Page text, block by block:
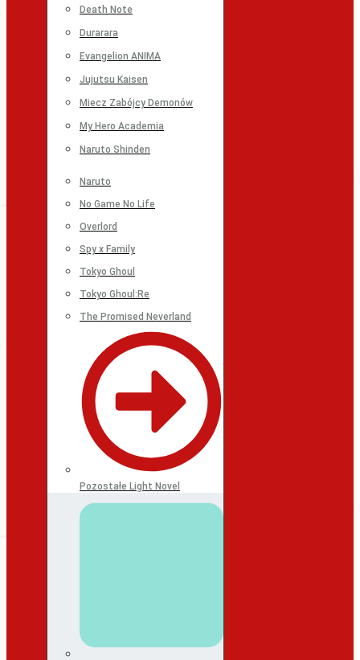
Death Note
Durarara
Evangelion ANIMA
Jujutsu Kaisen
Miecz Zabójcy Demonów
My Hero Academia
Naruto Shinden
Naruto
No Game No Life
Overlord
Spy x Family
Tokyo Ghoul
Tokyo Ghoul:Re
The Promised Neverland
Pozostałe Light Novel